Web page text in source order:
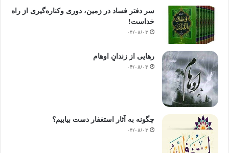
سر دفتر فساد در زمین‌، دوری وکناره‌گیری از راه
خداست‌!
۰۴/۰۸/۰۳
رهایی از زندانِ اوهام
۰۴/۰۸/۰۳
چگونه به آثار استغفار دست بیابیم؟
۰۴/۰۸/۰۳